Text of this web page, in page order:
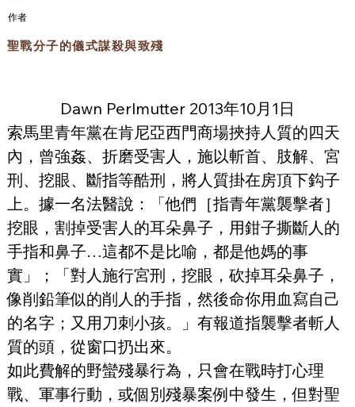
​作者
聖戰分子的儀式謀殺與致殘
Dawn Perlmutter 2013年10月1日
索馬里青年黨在肯尼亞西門商場挾持人質的四天
內，曾強姦、折磨受害人，施以斬首、肢解、宮
刑、挖眼、斷指等酷刑，將人質掛在房頂下鈎子
上。據一名法醫說：「他們［指青年黨襲擊者］
挖眼，割掉受害人的耳朵鼻子，用鉗子撕斷人的
手指和鼻子…這都不是比喻，都是他媽的事
實」；「對人施行宮刑，挖眼，砍掉耳朵鼻子，
像削鉛筆似的削人的手指，然後命你用血寫自己
的名字；又用刀刺小孩。」有報道指襲擊者斬人
質的頭，從窗口扔出來。
如此費解的野蠻殘暴行為，只會在戰時打心理
戰、軍事行動，或個別殘暴案例中發生，但對聖